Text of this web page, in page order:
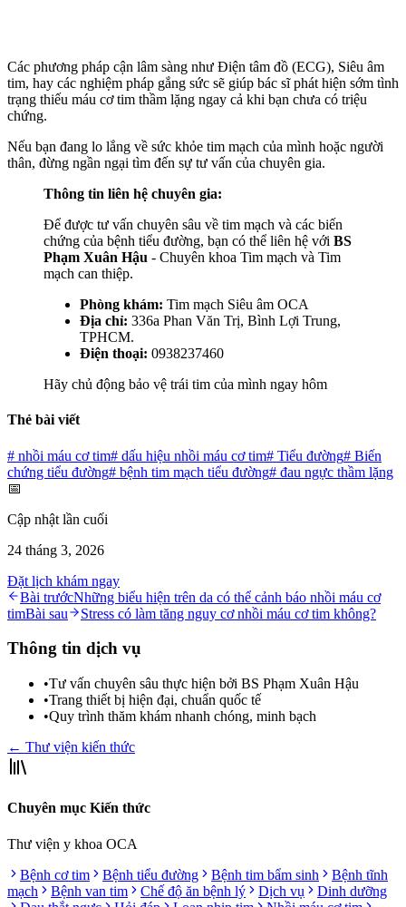
Các phương pháp cận lâm sàng như Điện tâm đồ (ECG), Siêu âm
tim, hay các nghiệm pháp gắng sức sẽ giúp bác sĩ phát hiện sớm tình
trạng thiếu máu cơ tim thầm lặng ngay cả khi bạn chưa có triệu
chứng.
Nếu bạn đang lo lắng về sức khỏe tim mạch của mình hoặc người
thân, đừng ngần ngại tìm đến sự tư vấn của chuyên gia.
Thông tin liên hệ chuyên gia:
Để được tư vấn chuyên sâu về tim mạch và các biến
chứng của bệnh tiểu đường, bạn có thể liên hệ với BS
Phạm Xuân Hậu - Chuyên khoa Tim mạch và Tim
mạch can thiệp.
Phòng khám: Tim mạch Siêu âm OCA
Địa chỉ: 336a Phan Văn Trị, Bình Lợi Trung,
TPHCM.
Điện thoại: 0938237460
Hãy chủ động bảo vệ trái tim của mình ngay hôm
Thẻ bài viết
# nhồi máu cơ tim# dấu hiệu nhồi máu cơ tim# Tiểu đường# Biến
chứng tiểu đường# bệnh tim mạch tiểu đường# đau ngực thầm lặng
📅
Cập nhật lần cuối
24 tháng 3, 2026
Đặt lịch khám ngay
Bài trướcNhững biểu hiện trên da có thể cảnh báo nhồi máu cơ
timBài sau Stress có làm tăng nguy cơ nhồi máu cơ tim không?
Thông tin dịch vụ
•Tư vấn chuyên sâu thực hiện bởi BS Phạm Xuân Hậu
•Trang thiết bị hiện đại, chuẩn quốc tế
•Quy trình thăm khám nhanh chóng, minh bạch
← Thư viện kiến thức
Chuyên mục Kiến thức
Thư viện y khoa OCA
Bệnh cơ tim
Bệnh tiểu đường Bệnh tim bẩm sinh
Bệnh tĩnh
mạch
Bệnh van tim Chế độ ăn bệnh lý Dịch vụ
Dinh dưỡng